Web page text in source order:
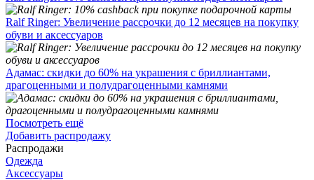
Ralf Ringer: Увеличение рассрочки до 12 месяцев на покупку
обуви и аксессуаров
Адамас: скидки до 60% на украшения с бриллиантами,
драгоценными и полудрагоценными камнями
Посмотреть ещё
Добавить распродажу
Распродажи
Одежда
Аксессуары